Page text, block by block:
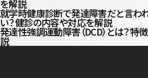
を解説
就学時健康診断で発達障害だと言わ
い？健診の内容や対応を解説
発達性強調運動障害（DCD）とは？特
説